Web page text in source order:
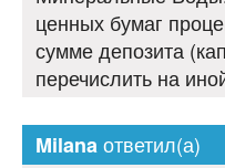
ценных бумаг
сумме депозита
перечислить на
Milanaответил(а)